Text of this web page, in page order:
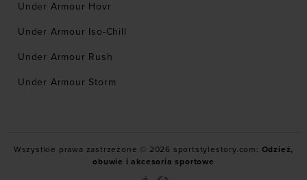
Under Armour Hovr
Under Armour Iso-Chill
Under Armour Rush
Under Armour Storm
Wszystkie prawa zastrzeżone © 2026 sportstylestory.com: Odzież,
obuwie i akcesoria sportowe